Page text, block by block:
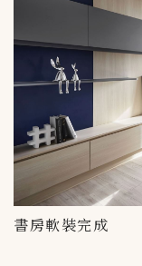
書房軟裝完成